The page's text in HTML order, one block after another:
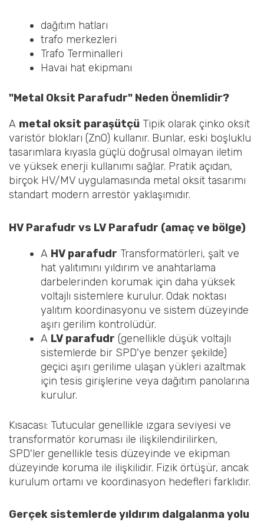
dağıtım hatları
trafo merkezleri
Trafo Terminalleri
Havai hat ekipmanı
"Metal Oksit Parafudr" Neden Önemlidir?
A metal oksit paraşütçü Tipik olarak çinko oksit
varistör blokları (ZnO) kullanır. Bunlar, eski boşluklu
tasarımlara kıyasla güçlü doğrusal olmayan iletim
ve yüksek enerji kullanımı sağlar. Pratik açıdan,
birçok HV/MV uygulamasında metal oksit tasarımı
standart modern arrestör yaklaşımıdır.
HV Parafudr vs LV Parafudr (amaç ve bölge)
A HV parafudr Transformatörleri, şalt ve
hat yalıtımını yıldırım ve anahtarlama
darbelerinden korumak için daha yüksek
voltajlı sistemlere kurulur. Odak noktası
yalıtım koordinasyonu ve sistem düzeyinde
aşırı gerilim kontrolüdür.
A LV parafudr (genellikle düşük voltajlı
sistemlerde bir SPD'ye benzer şekilde)
geçici aşırı gerilime ulaşan yükleri azaltmak
için tesis girişlerine veya dağıtım panolarına
kurulur.
Kısacası: Tutucular genellikle ızgara seviyesi ve
transformatör koruması ile ilişkilendirilirken,
SPD'ler genellikle tesis düzeyinde ve ekipman
düzeyinde koruma ile ilişkilidir. Fizik örtüşür, ancak
kurulum ortamı ve koordinasyon hedefleri farklıdır.
Gerçek sistemlerde yıldırım dalgalanma yolu